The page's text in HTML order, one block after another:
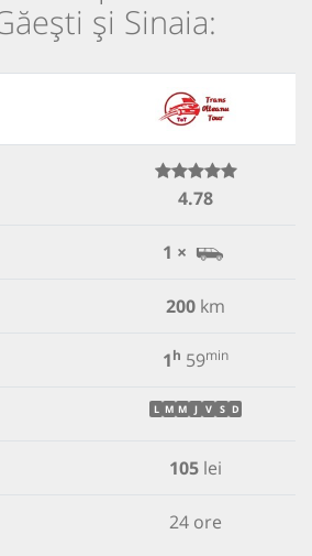
și Sinaia:
4.78
1 ×
200 km
1h 59min
L M M J V S D
105 lei
24 ore